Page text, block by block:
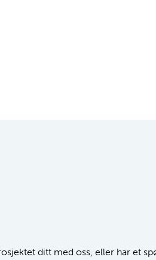
ditt med oss, eller har et